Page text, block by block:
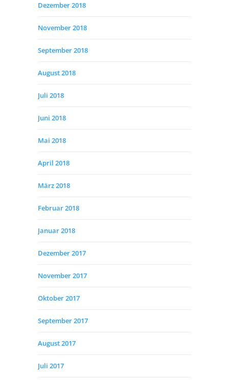
Dezember 2018
November 2018
September 2018
August 2018
Juli 2018
Juni 2018
Mai 2018
April 2018
März 2018
Februar 2018
Januar 2018
Dezember 2017
November 2017
Oktober 2017
September 2017
August 2017
Juli 2017